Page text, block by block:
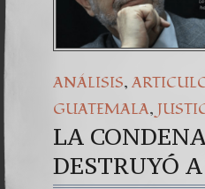
ANÁLISIS,
GUATEMALA,
LA
DESTRUYÓ